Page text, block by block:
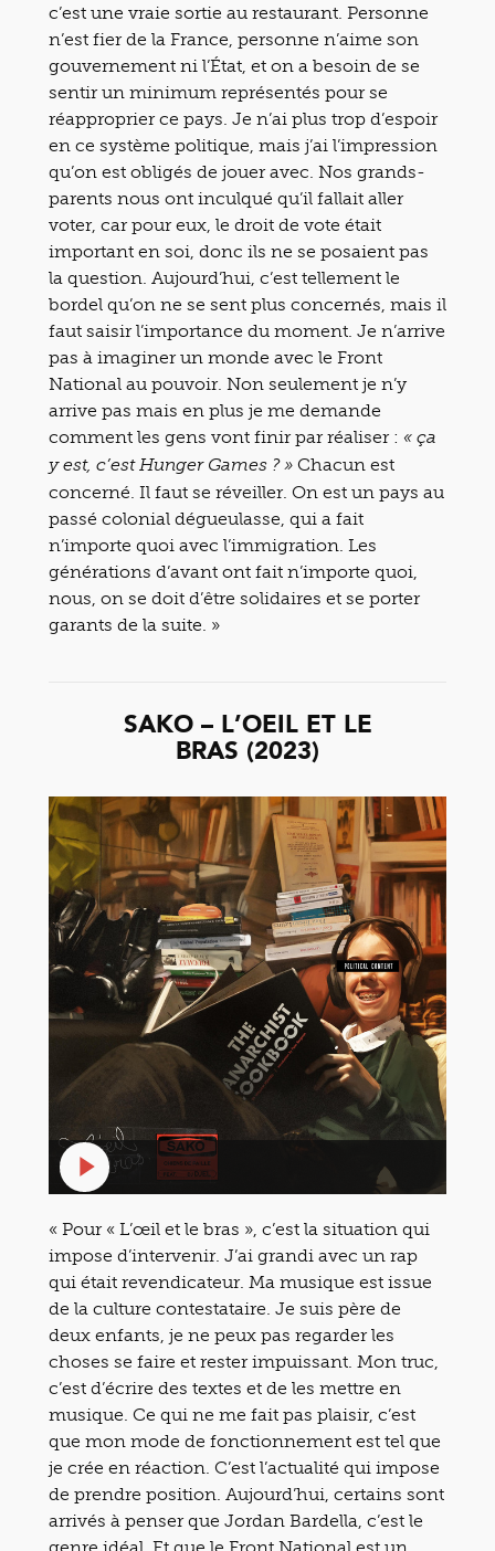
c’est une vraie sortie au restaurant. Personne
n’est fier de la France, personne n’aime son
gouvernement ni l’État, et on a besoin de se
sentir un minimum représentés pour se
réapproprier ce pays. Je n’ai plus trop d’espoir
en ce système politique, mais j’ai l’impression
qu’on est obligés de jouer avec. Nos grands-
parents nous ont inculqué qu’il fallait aller
voter, car pour eux, le droit de vote était
important en soi, donc ils ne se posaient pas
la question. Aujourd’hui, c’est tellement le
bordel qu’on ne se sent plus concernés, mais il
faut saisir l’importance du moment. Je n’arrive
pas à imaginer un monde avec le Front
National au pouvoir. Non seulement je n’y
arrive pas mais en plus je me demande
comment les gens vont finir par réaliser : « ça
y est, c’est Hunger Games ? » Chacun est
concerné. Il faut se réveiller. On est un pays au
passé colonial dégueulasse, qui a fait
n’importe quoi avec l’immigration. Les
générations d’avant ont fait n’importe quoi,
nous, on se doit d’être solidaires et se porter
garants de la suite. »
SAKO – L’OEIL ET LE
BRAS (2023)
« Pour « L’œil et le bras », c’est la situation qui
impose d’intervenir. J’ai grandi avec un rap
qui était revendicateur. Ma musique est issue
de la culture contestataire. Je suis père de
deux enfants, je ne peux pas regarder les
choses se faire et rester impuissant. Mon truc,
c’est d’écrire des textes et de les mettre en
musique. Ce qui ne me fait pas plaisir, c’est
que mon mode de fonctionnement est tel que
je crée en réaction. C’est l’actualité qui impose
de prendre position. Aujourd’hui, certains sont
arrivés à penser que Jordan Bardella, c’est le
genre idéal. Et que le Front National est un